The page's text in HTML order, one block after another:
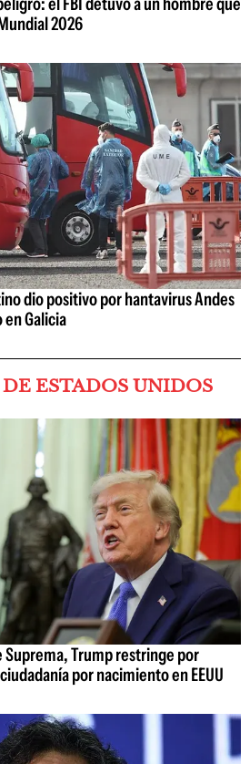
2026
dio positivo por hantavirus Andes
en Galicia
ESTADOS UNIDOS
Suprema, Trump restringe por
por nacimiento en EEUU